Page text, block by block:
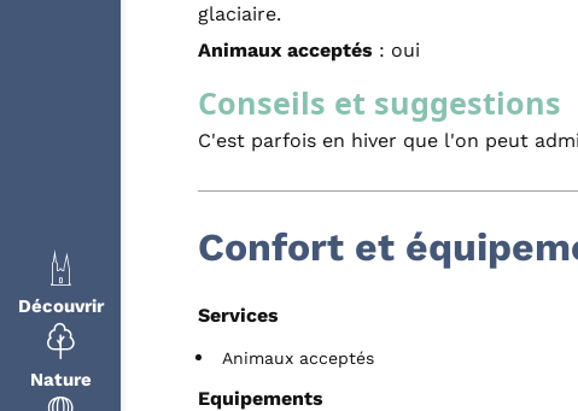
Découvrir
Nature
glaciaire.
Animaux acceptés : oui
Conseils et suggestions
C'est parfois en hiver que l'on peut
Confort et
Services
Animaux acceptés
Equipements